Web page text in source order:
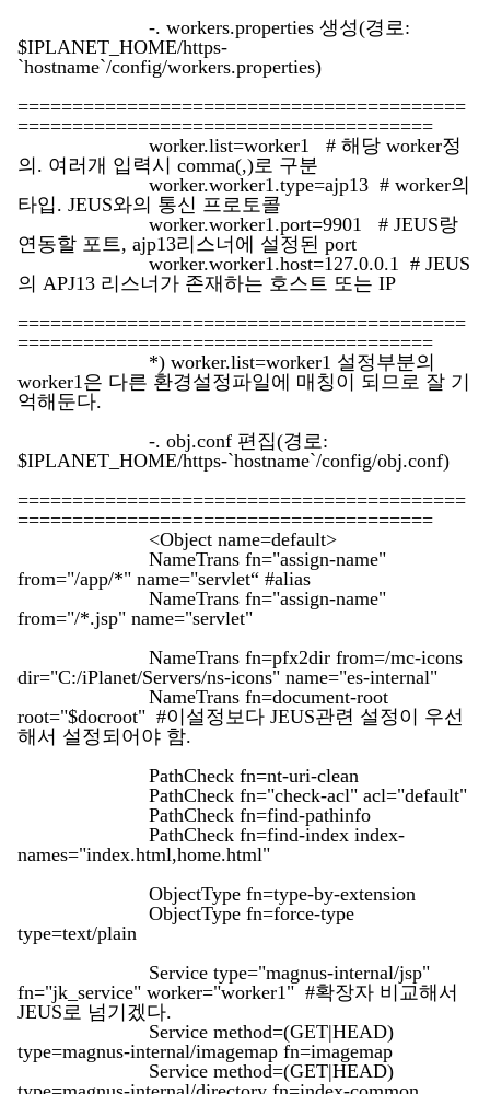
-. workers.properties 생성(경로:
$IPLANET_HOME/https-
`hostname`/config/workers.properties)
=========================================
======================================
worker.list=worker1 # 해당 worker정
의. 여러개 입력시 comma(,)로 구분
worker.worker1.type=ajp13 # worker의
타입. JEUS와의 통신 프로토콜
worker.worker1.port=9901 # JEUS랑
연동할 포트, ajp13리스너에 설정된 port
worker.worker1.host=127.0.0.1 # JEUS
의 APJ13 리스너가 존재하는 호스트 또는 IP
=========================================
======================================
*) worker.list=worker1 설정부분의
worker1은 다른 환경설정파일에 매칭이 되므로 잘 기
억해둔다.
-. obj.conf 편집(경로:
$IPLANET_HOME/https-`hostname`/config/obj.conf)
=========================================
======================================
<Object name=default>
NameTrans fn="assign-name"
from="/app/*" name="servlet“ #alias
NameTrans fn="assign-name"
from="/*.jsp" name="servlet"
NameTrans fn=pfx2dir from=/mc-icons
dir="C:/iPlanet/Servers/ns-icons" name="es-internal"
NameTrans fn=document-root
root="$docroot" #이설정보다 JEUS관련 설정이 우선
해서 설정되어야 함.
PathCheck fn=nt-uri-clean
PathCheck fn="check-acl" acl="default"
PathCheck fn=find-pathinfo
PathCheck fn=find-index index-
names="index.html,home.html"
ObjectType fn=type-by-extension
ObjectType fn=force-type
type=text/plain
Service type="magnus-internal/jsp"
fn="jk_service" worker="worker1" #확장자 비교해서
JEUS로 넘기겠다.
Service method=(GET|HEAD)
type=magnus-internal/imagemap fn=imagemap
Service method=(GET|HEAD)